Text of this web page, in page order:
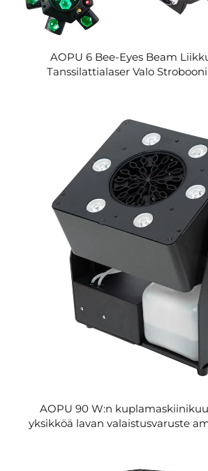
AOPU 6 Bee-Eyes Beam
Tanssilattialaser Valo
AOPU 90 W:n
yksikköä lavan valaistusvaruste